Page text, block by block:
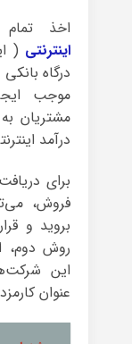
اخذ تمام
اینترنتی (
درگاه
موجب
مشتریان
درآمد
برای
فروش،
بروید و
روش دوم،
این
عنوان